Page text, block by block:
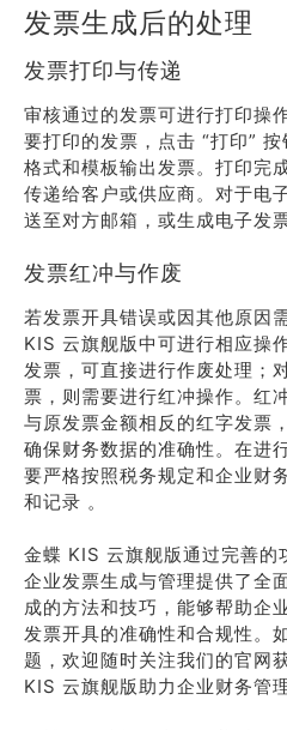
发票生成后的处理
发票打印与传递
审核通过的发票可进行打印操
要打印的发票，点击 “打印”
格式和模板输出发票。打印完
传递给客户或供应商。对于电
送至对方邮箱，或生成电子发
发票红冲与作废
若发票开具错误或因其他原因
KIS 云旗舰版中可进行相应操
发票，可直接进行作废处理；
票，则需要进行红冲操作。红
与原发票金额相反的红字发票
确保财务数据的准确性。在进
要严格按照税务规定和企业财
和记录 。
金蝶 KIS 云旗舰版通过完善的
企业发票生成与管理提供了全
成的方法和技巧，能够帮助企
发票开具的准确性和合规性。
题，欢迎随时关注我们的官网
KIS 云旗舰版助力企业财务管